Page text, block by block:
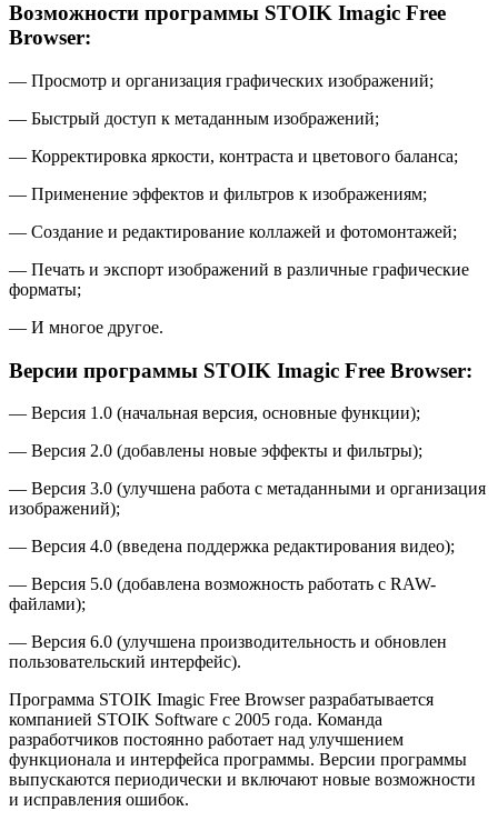
Возможности программы STOIK Imagic Free
Browser:
— Просмотр и организация графических изображений;
— Быстрый доступ к метаданным изображений;
— Корректировка яркости, контраста и цветового баланса;
— Применение эффектов и фильтров к изображениям;
— Создание и редактирование коллажей и фотомонтажей;
— Печать и экспорт изображений в различные графические
форматы;
— И многое другое.
Версии программы STOIK Imagic Free Browser:
— Версия 1.0 (начальная версия, основные функции);
— Версия 2.0 (добавлены новые эффекты и фильтры);
— Версия 3.0 (улучшена работа с метаданными и организация
изображений);
— Версия 4.0 (введена поддержка редактирования видео);
— Версия 5.0 (добавлена возможность работать с RAW-
файлами);
— Версия 6.0 (улучшена производительность и обновлен
пользовательский интерфейс).
Программа STOIK Imagic Free Browser разрабатывается
компанией STOIK Software с 2005 года. Команда
разработчиков постоянно работает над улучшением
функционала и интерфейса программы. Версии программы
выпускаются периодически и включают новые возможности
и исправления ошибок.